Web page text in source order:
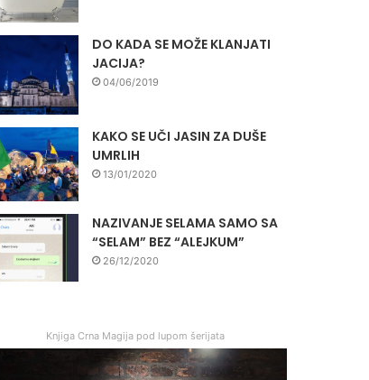
DO KADA SE MOŽE KLANJATI
JACIJA?
04/06/2019
KAKO SE UČI JASIN ZA DUŠE
UMRLIH
13/01/2020
NAZIVANJE SELAMA SAMO SA
“SELAM” BEZ “ALEJKUM”
26/12/2020
Knjiga Crna Magija pod lupom šerijata